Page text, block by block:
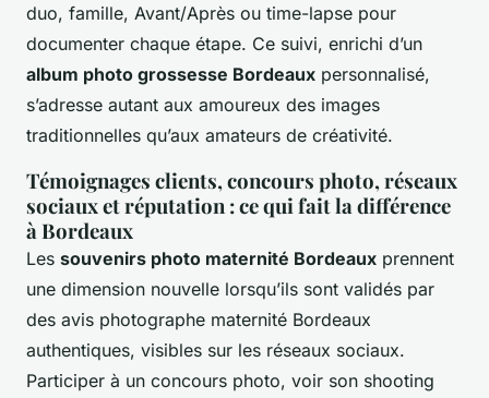
duo, famille, Avant/Après ou time-lapse pour
documenter chaque étape. Ce suivi, enrichi d’un
album photo grossesse Bordeaux personnalisé,
s’adresse autant aux amoureux des images
traditionnelles qu’aux amateurs de créativité.
Témoignages clients, concours photo, réseaux
sociaux et réputation : ce qui fait la différence
à Bordeaux
Les souvenirs photo maternité Bordeaux prennent
une dimension nouvelle lorsqu’ils sont validés par
des avis photographe maternité Bordeaux
authentiques, visibles sur les réseaux sociaux.
Participer à un concours photo, voir son shooting